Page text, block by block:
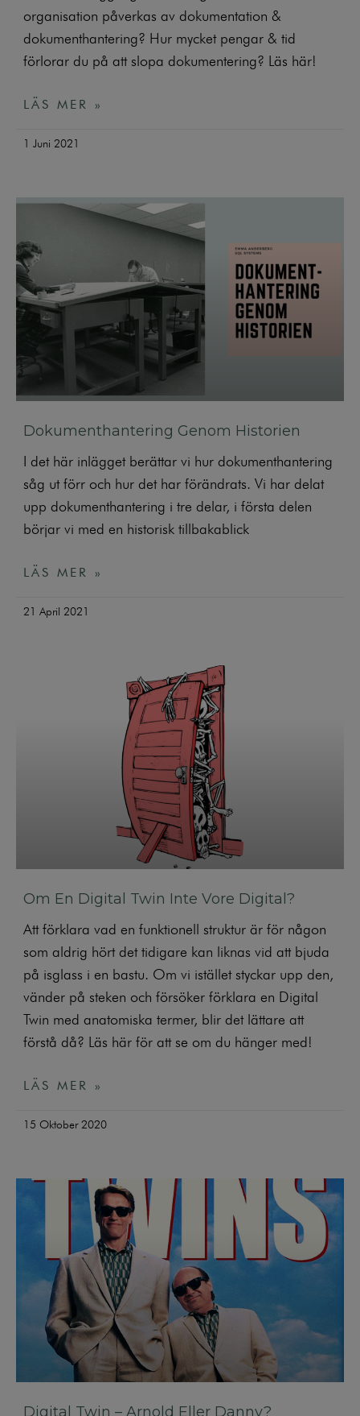
organisation påverkas av dokumentation &
dokumenthantering? Hur mycket pengar & tid
förlorar du på att slopa dokumentering? Läs här!
LÄS MER »
1 Juni 2021
Dokumenthantering Genom Historien
I det här inlägget berättar vi hur dokumenthantering
såg ut förr och hur det har förändrats. Vi har delat
upp dokumenthantering i tre delar, i första delen
börjar vi med en historisk tillbakablick
LÄS MER »
21 April 2021
Om En Digital Twin Inte Vore Digital?
Att förklara vad en funktionell struktur är för någon
som aldrig hört det tidigare kan liknas vid att bjuda
på isglass i en bastu. Om vi istället styckar upp den,
vänder på steken och försöker förklara en Digital
Twin med anatomiska termer, blir det lättare att
förstå då? Läs här för att se om du hänger med!
LÄS MER »
15 Oktober 2020
Digital Twin – Arnold Eller Danny?